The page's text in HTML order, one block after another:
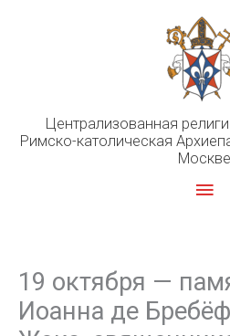
Централизованная
Римско-католическая
Москве
19 октября —
Иоанна де